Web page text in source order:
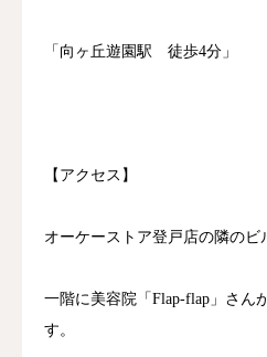
「向ヶ丘遊園駅 徒歩4分」
【アクセス】
オーケーストア登戸店の隣のビ
一階に美容院「Flap-flap」さん
す。